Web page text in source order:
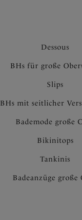
Dessous
BHs für große
Slips
BHs mit seitlicher
Bademode große
Bikinitops
Tankinis
Badeanzüge große